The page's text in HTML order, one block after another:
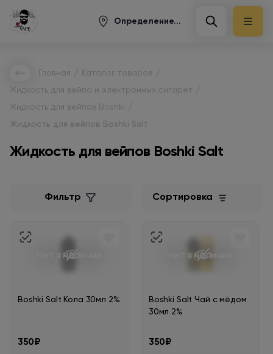
Определение...
Главная Каталог товаров
Жидкость для вейпа и электронных сигарет
Жидкость для вейпов Boshki
Жидкость для вейпов Boshki Salt
Жидкость для вейпов Boshki Salt
Фильтр Сортировка
Нет в наличии
Boshki Salt Кола 30мл 2%
350₽
Нет в наличии
Boshki Salt Чай с мёдом
30мл 2%
350₽